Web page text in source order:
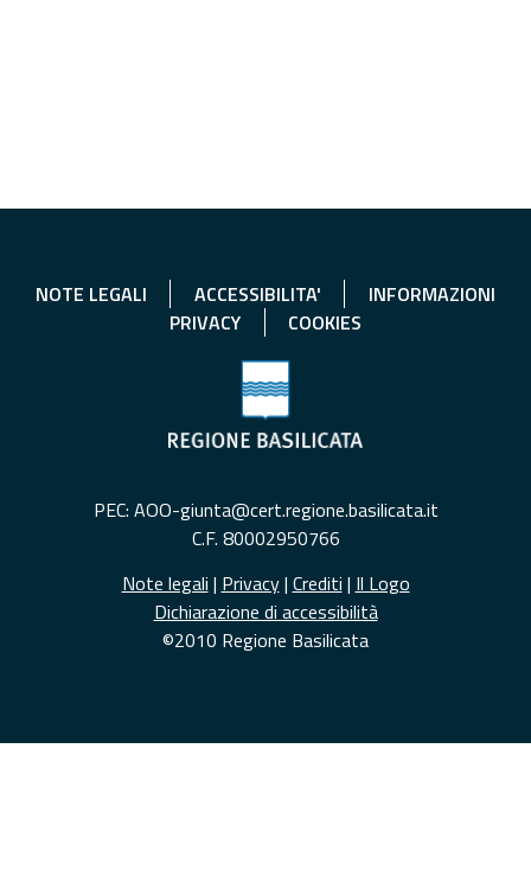
NOTE LEGALI ACCESSIBILITA'
INFORMAZIONI
PRIVACY
COOKIES
PEC: AOO-giunta@cert.regione.basilicata.it
C.F. 80002950766
Note legali | Privacy| Crediti | Il Logo
Dichiarazione di accessibilità
©2010 Regione Basilicata